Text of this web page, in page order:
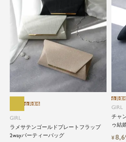
特別な日だけではもっ
と気軽に自由にドレス
GIRL
ラメサテンゴールドプレートフラップ
2wayパーティーバッグ
会員価格
GIRL
チャ
ゥ結
会員価
¥